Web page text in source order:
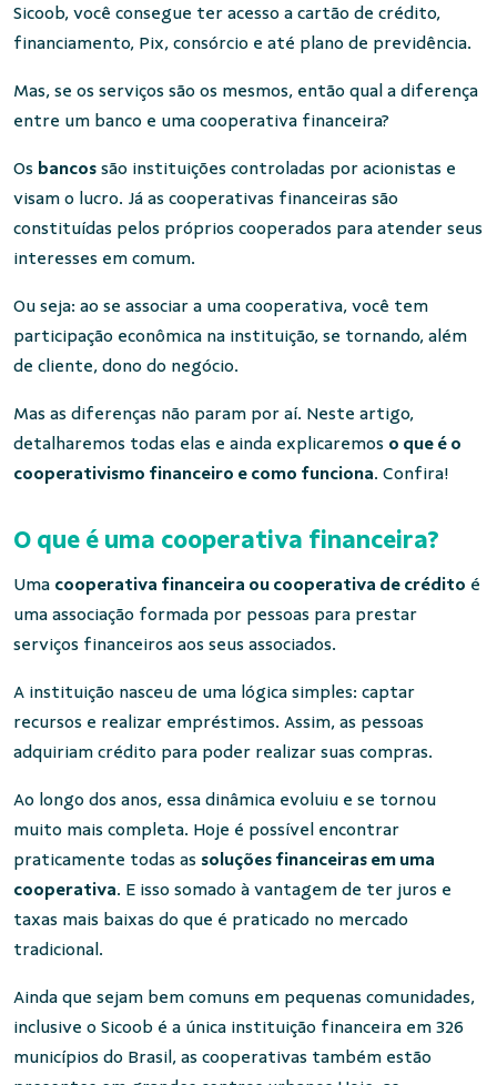
Sicoob, você consegue ter acesso a cartão de crédito,
financiamento, Pix, consórcio e até plano de previdência.
Mas, se os serviços são os mesmos, então qual a diferença
entre um banco e uma cooperativa financeira?
Os bancos são instituições controladas por acionistas e
visam o lucro. Já as cooperativas financeiras são
constituídas pelos próprios cooperados para atender seus
interesses em comum.
Ou seja: ao se associar a uma cooperativa, você tem
participação econômica na instituição, se tornando, além
de cliente, dono do negócio.
Mas as diferenças não param por aí. Neste artigo,
detalharemos todas elas e ainda explicaremos o que é o
cooperativismo financeiro e como funciona. Confira!
O que é uma cooperativa financeira?
Uma cooperativa financeira ou cooperativa de crédito é
uma associação formada por pessoas para prestar
serviços financeiros aos seus associados.
A instituição nasceu de uma lógica simples: captar
recursos e realizar empréstimos. Assim, as pessoas
adquiriam crédito para poder realizar suas compras.
Ao longo dos anos, essa dinâmica evoluiu e se tornou
muito mais completa. Hoje é possível encontrar
praticamente todas as soluções financeiras em uma
cooperativa. E isso somado à vantagem de ter juros e
taxas mais baixas do que é praticado no mercado
tradicional.
Ainda que sejam bem comuns em pequenas comunidades,
inclusive o Sicoob é a única instituição financeira em 326
municípios do Brasil, as cooperativas também estão